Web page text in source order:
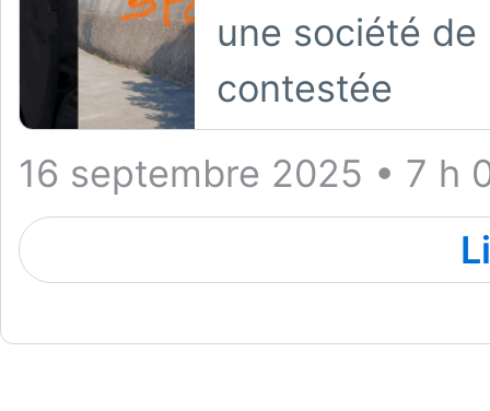
une société
contestée
16 septembre 2025 • 7 h